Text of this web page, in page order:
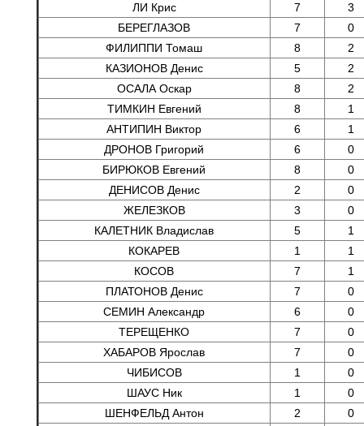
ЛИ Крис
7
3
БЕРЕГЛАЗОВ
7
0
ФИЛИППИ Томаш
8
2
КАЗИОНОВ Денис
5
2
ОСАЛА Оскар
8
2
ТИМКИН Евгений
8
1
АНТИПИН Виктор
6
1
ДРОНОВ Григорий
6
0
БИРЮКОВ Евгений
8
0
ДЕНИСОВ Денис
2
0
ЖЕЛЕЗКОВ
3
0
КАЛЕТНИК Владислав
5
1
КОКАРЕВ
1
1
КОСОВ
7
1
ПЛАТОНОВ Денис
7
0
СЕМИН Александр
6
0
ТЕРЕЩЕНКО
7
0
ХАБАРОВ Ярослав
7
0
ЧИБИСОВ
1
0
ШАУС Ник
1
0
ШЕНФЕЛЬД Антон
2
0